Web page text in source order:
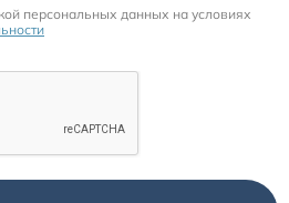
персональных данных на условиях